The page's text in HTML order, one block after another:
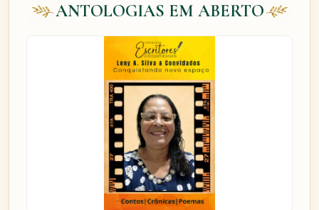
ANTOLOGIAS EM ABERTO